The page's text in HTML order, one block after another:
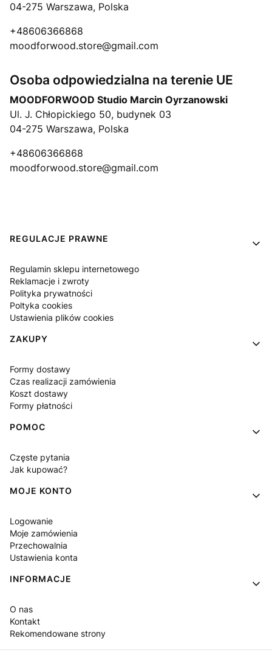
04-275 Warszawa, Polska
+48606366868
moodforwood.store@gmail.com
Osoba odpowiedzialna na terenie UE
MOODFORWOOD Studio Marcin Oyrzanowski
Ul. J. Chłopickiego 50, budynek 03
04-275 Warszawa, Polska
+48606366868
moodforwood.store@gmail.com
Linki w stopce
REGULACJE PRAWNE
Regulamin sklepu internetowego
Reklamacje i zwroty
Polityka prywatności
Poltyka cookies
Ustawienia plików cookies
ZAKUPY
Formy dostawy
Czas realizacji zamówienia
Koszt dostawy
Formy płatności
POMOC
Częste pytania
Jak kupować?
MOJE KONTO
Logowanie
Moje zamówienia
Przechowalnia
Ustawienia konta
INFORMACJE
O nas
Kontakt
Rekomendowane strony